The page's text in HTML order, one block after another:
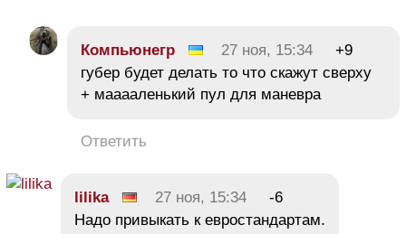
Компьюнегр 27 ноя, 15:34
+9
губер будет делать то что скажут сверху
+ мааааленький пул для маневра
Ответить
lilika 27 ноя, 15:34
-6
Надо привыкать к евростандартам.